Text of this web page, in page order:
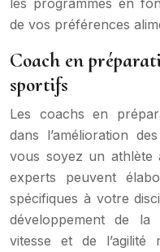
les programmes en
de vos préférences
Coach en
sportifs
Les coachs en
dans l’amélioration
vous soyez un athlète
experts peuvent
spécifiques à votre
développement de
vitesse et de l’agilité